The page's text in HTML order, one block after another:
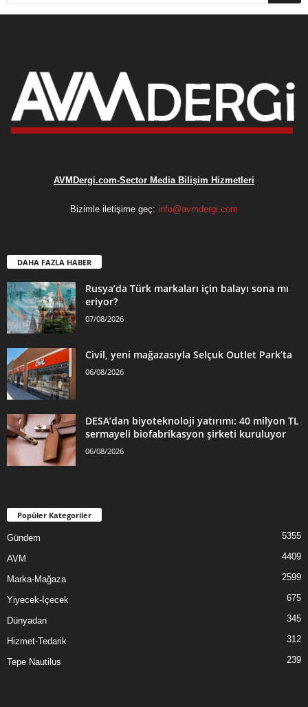
AVMDergi.com-Sector Media Bilişim Hizmetleri
Bizimle iletişime geç: info@avmdergi.com
DAHA FAZLA HABER
Rusya’da Türk markaları için balayı sona mı
eriyor?
07/08/2026
Civil, yeni mağazasıyla Selçuk Outlet Park’ta
06/08/2026
DESA’dan biyoteknoloji yatırımı: 40 milyon TL
sermayeli biofabrikasyon şirketi kuruluyor
06/08/2026
Popüler Kategoriler
Gündem 5355
AVM 4409
Marka-Mağaza 2599
Yiyecek-İçecek 675
Dünyadan 345
Hizmet-Tedarik 312
Tepe Nautilus 239